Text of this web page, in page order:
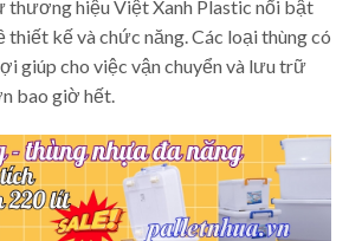
thương hiệu Việt Xanh Plastic nổi bật
thiết kế và chức năng. Các loại thùng có
giúp cho việc vận chuyển và lưu trữ
bao giờ hết.